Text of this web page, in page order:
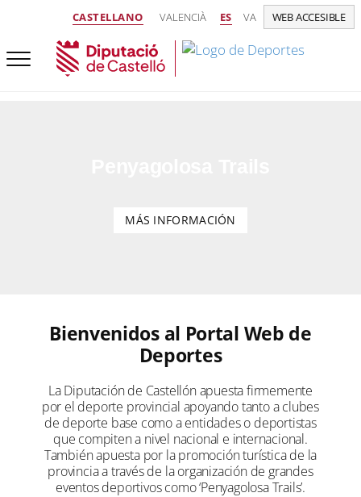
CASTELLANO VALENCIÀ ES VA WEB ACCESIBLE
MÁS INFORMACIÓN
Bienvenidos al Portal Web de
Deportes
La Diputación de Castellón apuesta firmemente
por el deporte provincial apoyando tanto a clubes
de deporte base como a entidades o deportistas
que compiten a nivel nacional e internacional.
También apuesta por la promoción turística de la
provincia a través de la organización de grandes
eventos deportivos como ‘Penyagolosa Trails’.